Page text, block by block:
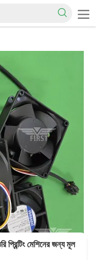
প্রিন্টিং মেশিনের জন্য মূল